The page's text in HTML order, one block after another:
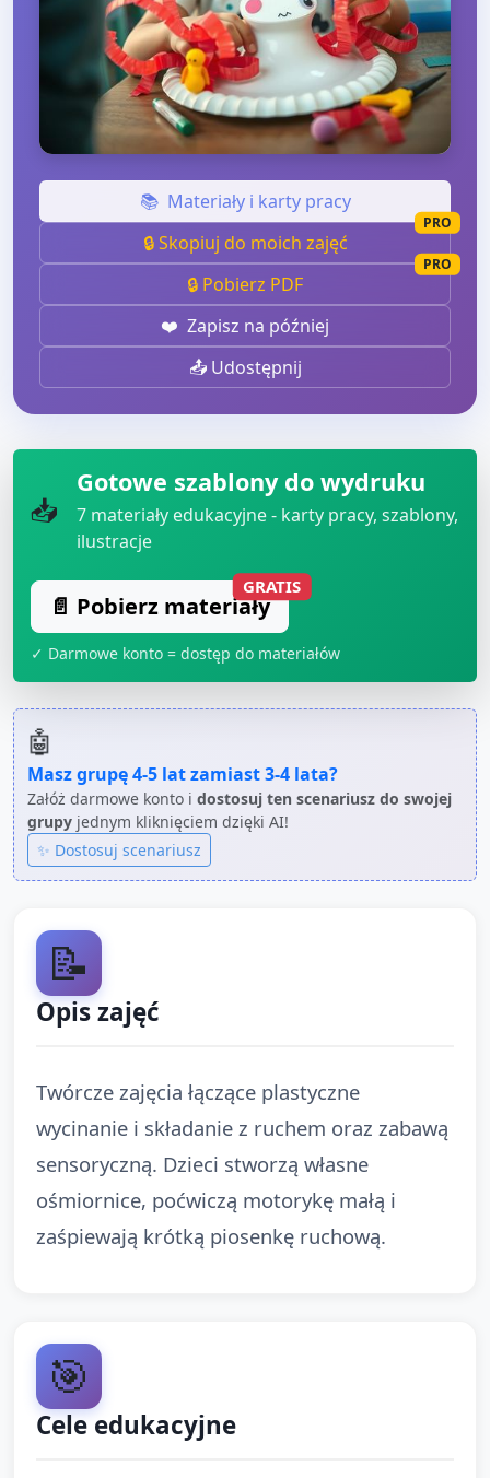
📚 Materiały i karty pracy
🔒 Skopiuj do moich zajęć
PRO
🔒 Pobierz PDF
PRO
❤️ Zapisz na później
📤 Udostępnij
📥
Gotowe szablony do wydruku
7 materiały edukacyjne - karty pracy, szablony,
ilustracje
📄 Pobierz materiały
GRATIS
✓ Darmowe konto = dostęp do materiałów
🤖
Masz grupę4-5 latzamiast3-4 lata?
Załóż darmowe konto i dostosuj ten scenariusz do swojej
grupy jednym kliknięciem dzięki AI!
✨ Dostosuj scenariusz
📝
Opis zajęć
Twórcze zajęcia łączące plastyczne
wycinanie i składanie z ruchem oraz zabawą
sensoryczną. Dzieci stworzą własne
ośmiornice, poćwiczą motorykę małą i
zaśpiewają krótką piosenkę ruchową.
🎯
Cele edukacyjne